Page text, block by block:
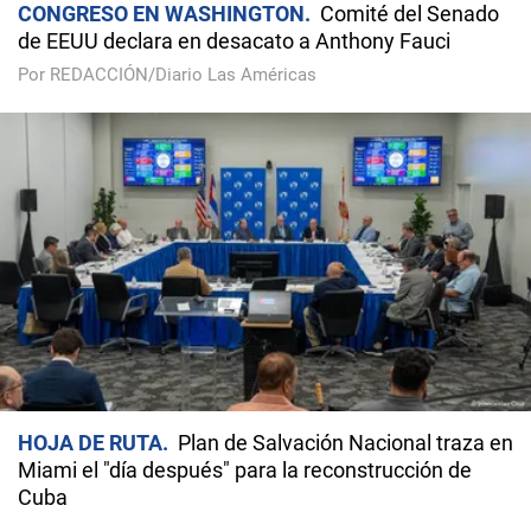
CONGRESO EN WASHINGTON
Comité del Senado
de EEUU declara en desacato a Anthony Fauci
Por REDACCIÓN/Diario Las Américas
HOJA DE RUTA
Plan de Salvación Nacional traza en
Miami el "día después" para la reconstrucción de
Cuba